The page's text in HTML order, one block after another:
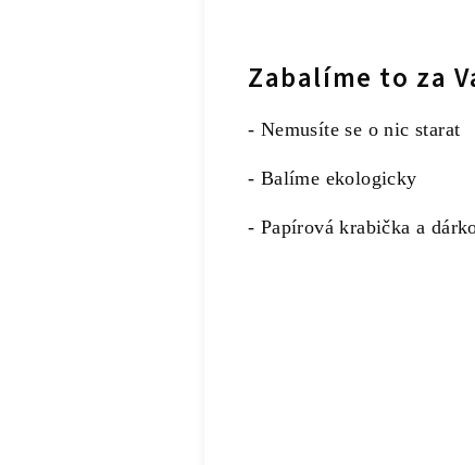
Zabalíme to za
- Nemusíte se o nic starat
- Balíme ekologicky
- Papírová krabička a